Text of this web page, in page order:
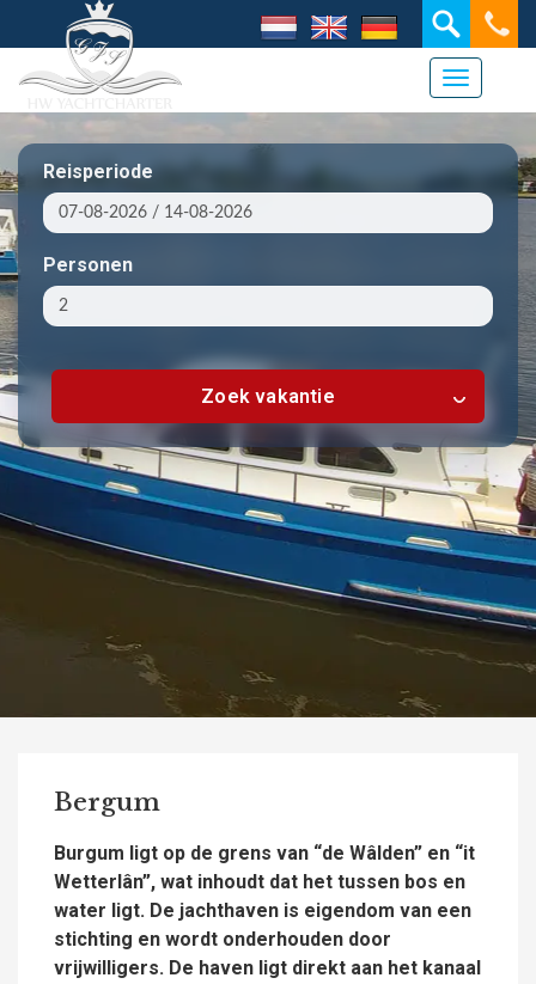
Reisperiode
Personen
Zoek vakantie
Bergum
Burgum ligt op de grens van “de Wâlden” en “it
Wetterlân”, wat inhoudt dat het tussen bos en
water ligt. De jachthaven is eigendom van een
stichting en wordt onderhouden door
vrijwilligers. De haven ligt direkt aan het kanaal